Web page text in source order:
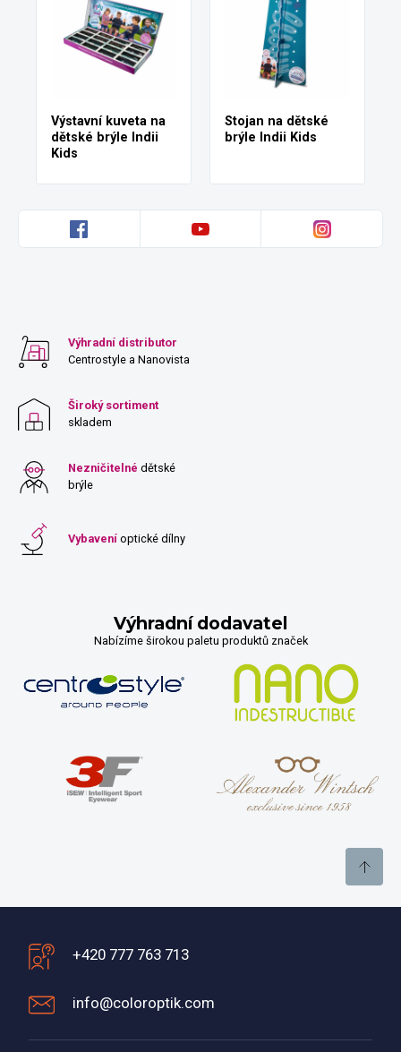
Výstavní kuveta na
dětské brýle Indii
Kids
Stojan na dětské
brýle Indii Kids
Výhradní distributor
Centrostyle a Nanovista
Široký sortiment
skladem
Nezničitelné dětské
brýle
Vybavení optické dílny
Výhradní dodavatel
Nabízíme širokou paletu produktů značek
+420 777 763 713
info@coloroptik.com